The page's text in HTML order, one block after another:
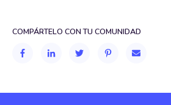
COMPÁRTELO CON TU COMUNIDAD